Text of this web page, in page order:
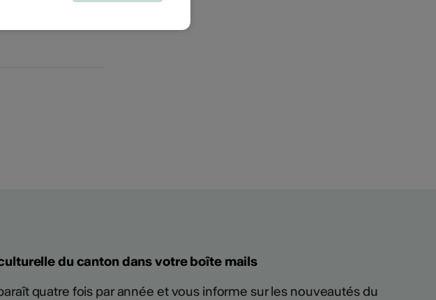
du canton dans votre boîte mails
quatre fois par année et vous informe sur les nouveautés du